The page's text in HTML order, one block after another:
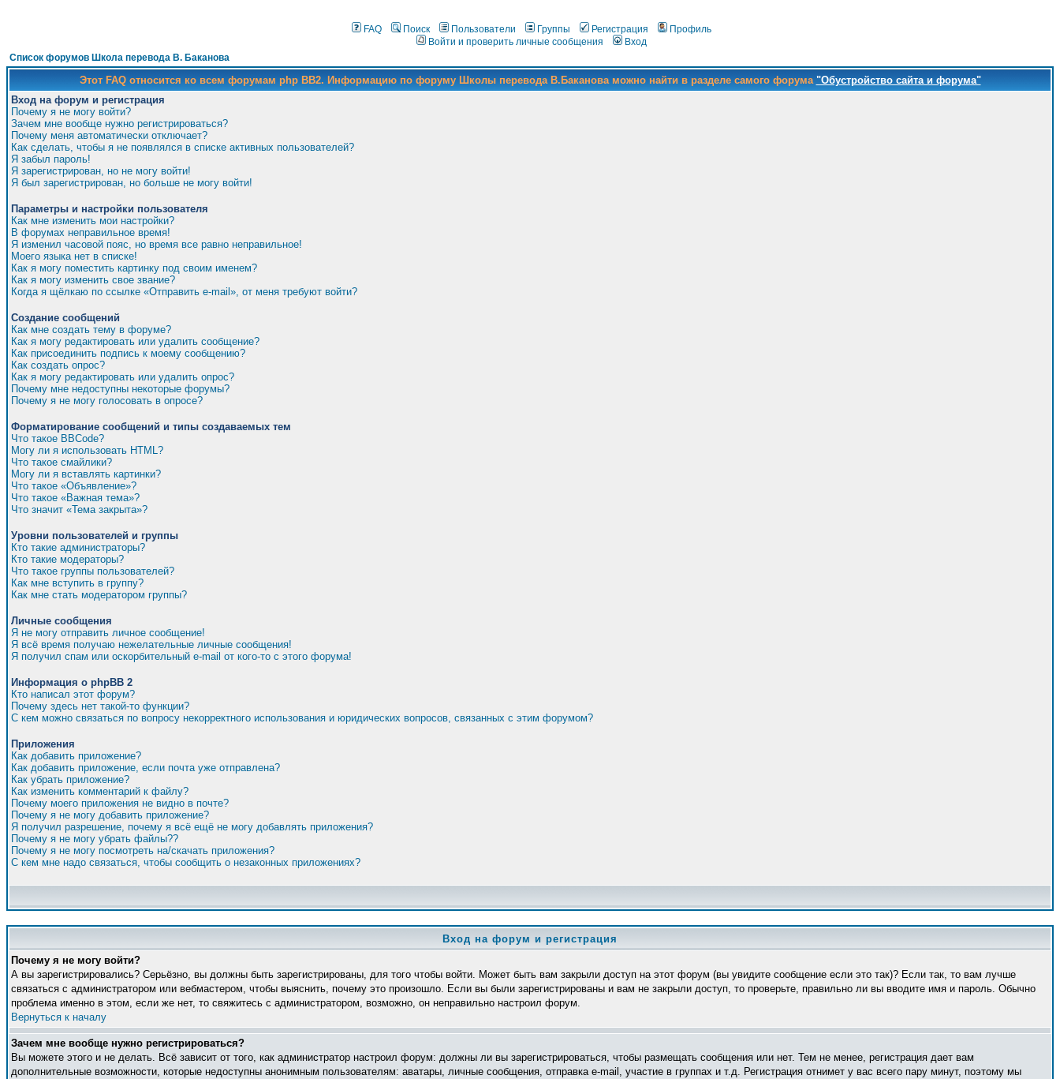
FAQ Поиск Пользователи Группы Регистрация
Профиль
Войти и проверить личные сообщения
Вход
Список форумов Школа перевода В. Баканова
Этот FAQ относится ко всем форумам php BB2. Информацию по форуму Школы перевода В.Баканова можно найти в разделе самого форума "Обустройство сайта и форума"
Вход на форум и регистрация
Почему я не могу войти?
Зачем мне вообще нужно регистрироваться?
Почему меня автоматически отключает?
Как сделать, чтобы я не появлялся в списке активных пользователей?
Я забыл пароль!
Я зарегистрирован, но не могу войти!
Я был зарегистрирован, но больше не могу войти!
Параметры и настройки пользователя
Как мне изменить мои настройки?
В форумах неправильное время!
Я изменил часовой пояс, но время все равно неправильное!
Моего языка нет в списке!
Как я могу поместить картинку под своим именем?
Как я могу изменить свое звание?
Когда я щёлкаю по ссылке «Отправить e-mail», от меня требуют войти?
Создание сообщений
Как мне создать тему в форуме?
Как я могу редактировать или удалить сообщение?
Как присоединить подпись к моему сообщению?
Как создать опрос?
Как я могу редактировать или удалить опрос?
Почему мне недоступны некоторые форумы?
Почему я не могу голосовать в опросе?
Форматирование сообщений и типы создаваемых тем
Что такое BBCode?
Могу ли я использовать HTML?
Что такое смайлики?
Могу ли я вставлять картинки?
Что такое «Объявление»?
Что такое «Важная тема»?
Что значит «Тема закрыта»?
Уровни пользователей и группы
Кто такие администраторы?
Кто такие модераторы?
Что такое группы пользователей?
Как мне вступить в группу?
Как мне стать модератором группы?
Личные сообщения
Я не могу отправить личное сообщение!
Я всё время получаю нежелательные личные сообщения!
Я получил спам или оскорбительный e-mail от кого-то с этого форума!
Информация о phpBB 2
Кто написал этот форум?
Почему здесь нет такой-то функции?
С кем можно связаться по вопросу некорректного использования и юридических вопросов, связанных с этим форумом?
Приложения
Как добавить приложение?
Как добавить приложение, если почта уже отправлена?
Как убрать приложение?
Как изменить комментарий к файлу?
Почему моего приложения не видно в почте?
Почему я не могу добавить приложение?
Я получил разрешение, почему я всё ещё не могу добавлять приложения?
Почему я не могу убрать файлы??
Почему я не могу посмотреть на/скачать приложения?
С кем мне надо связаться, чтобы сообщить о незаконных приложениях?
Вход на форум и регистрация
Почему я не могу войти?
А вы зарегистрировались? Серьёзно, вы должны быть зарегистрированы, для того чтобы войти. Может быть вам закрыли доступ на этот форум (вы увидите сообщение если это так)? Если так, то вам лучше
связаться с администратором или вебмастером, чтобы выяснить, почему это произошло. Если вы были зарегистрированы и вам не закрыли доступ, то проверьте, правильно ли вы вводите имя и пароль. Обычно
проблема именно в этом, если же нет, то свяжитесь с администратором, возможно, он неправильно настроил форум.
Вернуться к началу
Зачем мне вообще нужно регистрироваться?
Вы можете этого и не делать. Всё зависит от того, как администратор настроил форум: должны ли вы зарегистрироваться, чтобы размещать сообщения или нет. Тем не менее, регистрация дает вам
дополнительные возможности, которые недоступны анонимным пользователям: аватары, личные сообщения, отправка e-mail, участие в группах и т.д. Регистрация отнимет у вас всего пару минут, поэтому мы